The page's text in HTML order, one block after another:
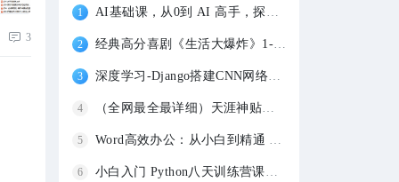
3
1 AI基础课，从0到 AI 高手，探索 AI 的无限
2 经典高分喜剧《生活大爆炸》1-12季 1080P蓝
3 深度学习-Django搭建CNN网络实现图像识别-
4 （全网最全最详细）天涯神贴合集1000篇 |
5 Word高效办公：从小白到精通 【1.1GB】
6 小白入门 Python八天训练营课程 2.4GB